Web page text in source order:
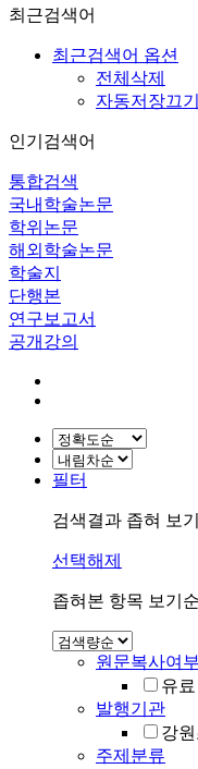
최근검색어
최근검색어 옵션
전체삭제
자동저장끄기
인기검색어
통합검색
국내학술논문
학위논문
해외학술논문
학술지
단행본
연구보고서
공개강의
필터
검색결과 좁혀 보기
선택해제
좁혀본 항목 보기
원문복사여부
유료
발행기관
강
주제분류